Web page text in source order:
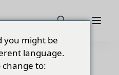
you might be
language.
change to: